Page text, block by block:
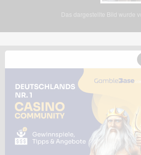
Das dargestellte Bild wurde
Dieses
Dir gefällt
mit deinen